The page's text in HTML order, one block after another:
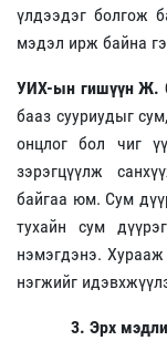
үлдээдэг болгож
мэдэл ирж байна
УИХ-ын гишүүн Ж.
бааз сууриудыг
онцлог бол чиг
зэрэгцүүлж
байгаа юм. Сум
тухайн сум
нэмэгдэнэ.
нэгжийг
3. Эрх